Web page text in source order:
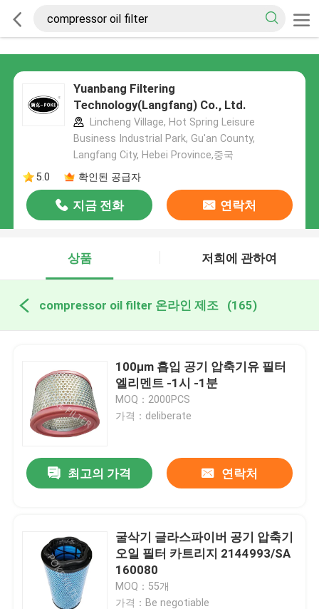
Yuanbang Filtering
Technology(Langfang) Co., Ltd.
Lincheng Village, Hot Spring Leisure
Business Industrial Park, Gu'an County,
Langfang City, Hebei Province,중국
5.0
확인된 공급자
지금 전화 연락처
상품 저희에 관하여
compressor oil filter 온라인 제조 (165)
100μm 흡입 공기 압축기유 필터
엘리멘트 -1시 -1분
MOQ：2000PCS
가격：deliberate
최고의 가격 연락처
굴삭기 글라스파이버 공기 압축기
오일 필터 카트리지 2144993/SA
160080
MOQ：55개
가격：Be negotiable